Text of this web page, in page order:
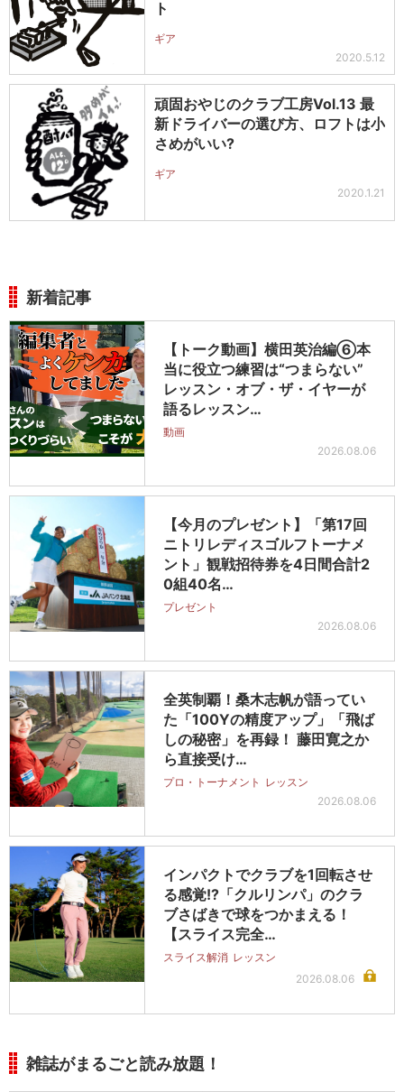
ト
ギア
2020.5.12
頑固おやじのクラブ工房Vol.13 最
新ドライバーの選び方、ロフトは小
さめがいい?
ギア
2020.1.21
新着記事
【トーク動画】横田英治編⑥本
当に役立つ練習は“つまらない”
レッスン・オブ・ザ・イヤーが
語るレッスン…
動画
2026.08.06
【今月のプレゼント】「第17回
ニトリレディスゴルフトーナメ
ント」観戦招待券を4日間合計2
0組40名…
プレゼント
2026.08.06
全英制覇！桑木志帆が語ってい
た「100Yの精度アップ」「飛ば
しの秘密」を再録！ 藤田寛之か
ら直接受け…
プロ・トーナメント レッスン
2026.08.06
インパクトでクラブを1回転させ
る感覚!?「クルリンパ」のクラ
ブさばきで球をつかまえる！
【スライス完全…
スライス解消 レッスン
2026.08.06
雑誌がまるごと読み放題！